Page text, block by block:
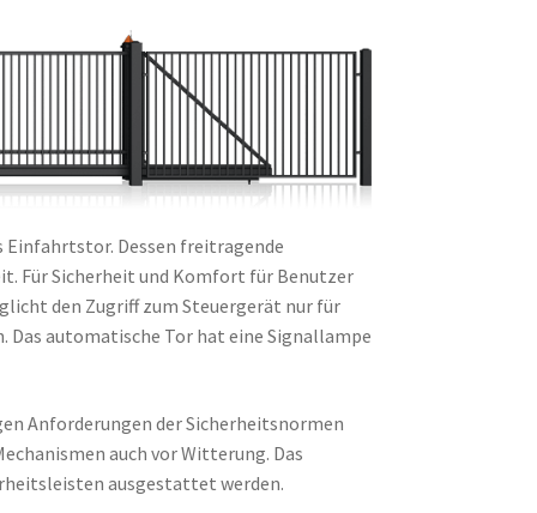
Dessen freitragende
Für Sicherheit und Komfort für Benutzer
den Zugriff zum Steuergerät nur für
automatische Tor hat eine Signallampe
Anforderungen der Sicherheitsnormen
auch vor Witterung. Das
ausgestattet werden.